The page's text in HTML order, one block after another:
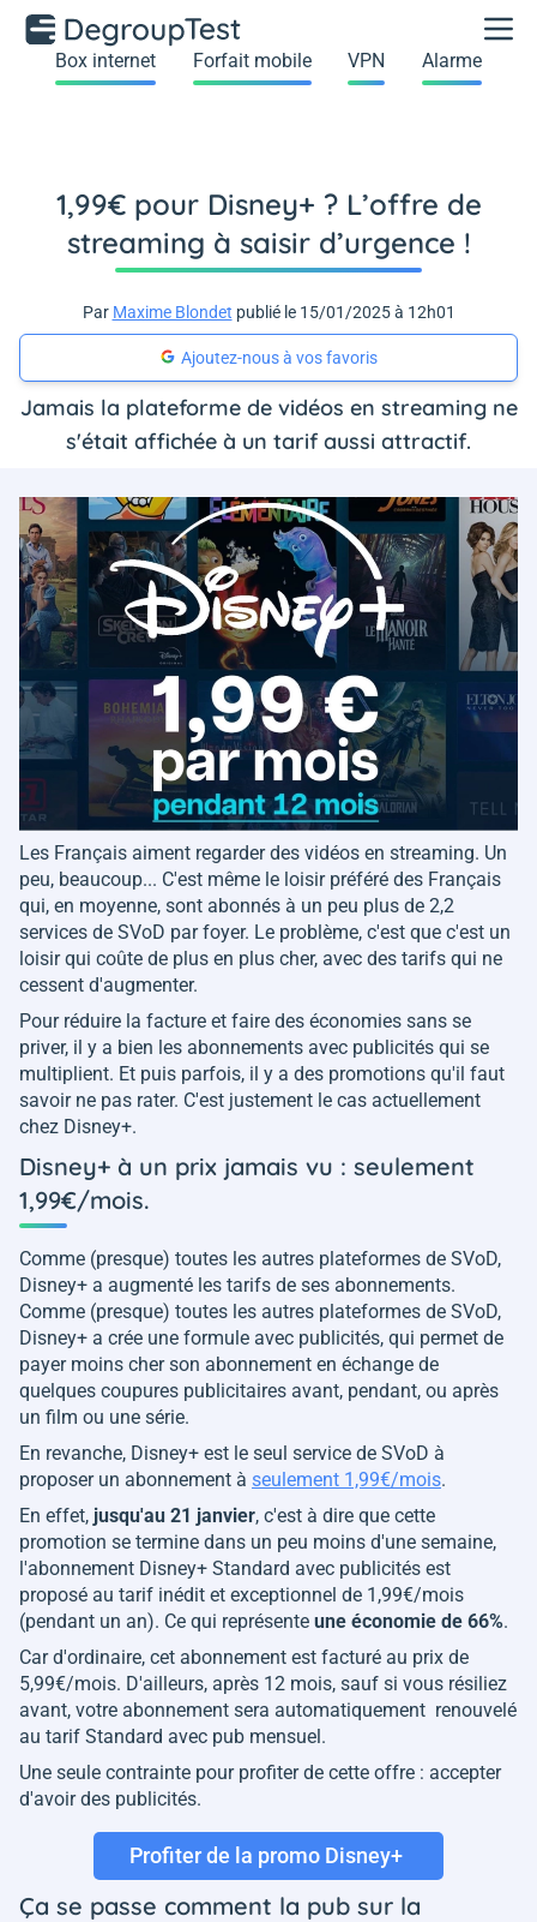
Box internet Forfait mobile VPN Alarme
1,99€ pour Disney+ ? L’offre de
streaming à saisir d’urgence !
Par Maxime Blondet publié le 15/01/2025 à 12h01
Ajoutez-nous à vos favoris
Jamais la plateforme de vidéos en streaming ne
s'était affichée à un tarif aussi attractif.
Les Français aiment regarder des vidéos en streaming. Un
peu, beaucoup... C'est même le loisir préféré des Français
qui, en moyenne, sont abonnés à un peu plus de 2,2
services de SVoD par foyer. Le problème, c'est que c'est un
loisir qui coûte de plus en plus cher, avec des tarifs qui ne
cessent d'augmenter.
Pour réduire la facture et faire des économies sans se
priver, il y a bien les abonnements avec publicités qui se
multiplient. Et puis parfois, il y a des promotions qu'il faut
savoir ne pas rater. C'est justement le cas actuellement
chez Disney+.
Disney+ à un prix jamais vu : seulement
1,99€/mois.
Comme (presque) toutes les autres plateformes de SVoD,
Disney+ a augmenté les tarifs de ses abonnements.
Comme (presque) toutes les autres plateformes de SVoD,
Disney+ a crée une formule avec publicités, qui permet de
payer moins cher son abonnement en échange de
quelques coupures publicitaires avant, pendant, ou après
un film ou une série.
En revanche, Disney+ est le seul service de SVoD à
proposer un abonnement à seulement 1,99€/mois.
En effet, jusqu'au 21 janvier, c'est à dire que cette
promotion se termine dans un peu moins d'une semaine,
l'abonnement Disney+ Standard avec publicités est
proposé au tarif inédit et exceptionnel de 1,99€/mois
(pendant un an). Ce qui représente une économie de 66%.
Car d'ordinaire, cet abonnement est facturé au prix de
5,99€/mois. D'ailleurs, après 12 mois, sauf si vous résiliez
avant, votre abonnement sera automatiquement renouvelé
au tarif Standard avec pub mensuel.
Une seule contrainte pour profiter de cette offre : accepter
d'avoir des publicités.
Profiter de la promo Disney+
Ça se passe comment la pub sur la